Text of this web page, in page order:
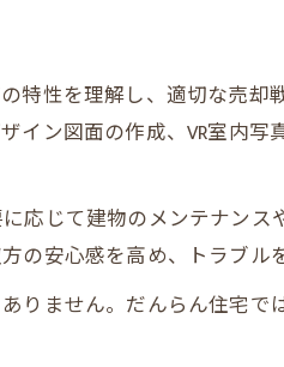
る工夫とは
めの交渉術
売却の重要性
理由とは何か
売却の特徴一覧
度が高い理由
性を理解し、適切な売却
ン図面の作成、VR室内
応じて建物のメンテナンス
安心感を高め、トラブル
りません。だんらん住宅